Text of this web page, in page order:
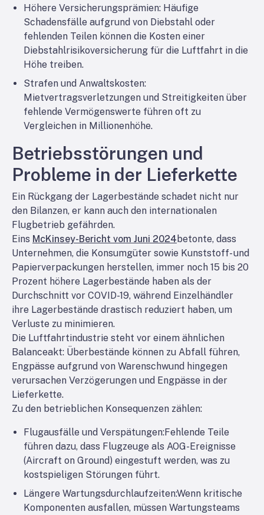
Höhere Versicherungsprämien: Häufige
Schadensfälle aufgrund von Diebstahl oder
fehlenden Teilen können die Kosten einer
Diebstahlrisikoversicherung für die Luftfahrt in die
Höhe treiben.
Strafen und Anwaltskosten:
Mietvertragsverletzungen und Streitigkeiten über
fehlende Vermögenswerte führen oft zu
Vergleichen in Millionenhöhe.
Betriebsstörungen und
Probleme in der Lieferkette
Ein Rückgang der Lagerbestände schadet nicht nur
den Bilanzen, er kann auch den internationalen
Flugbetrieb gefährden.
Eins McKinsey-Bericht vom Juni 2024betonte, dass
Unternehmen, die Konsumgüter sowie Kunststoff- und
Papierverpackungen herstellen, immer noch 15 bis 20
Prozent höhere Lagerbestände haben als der
Durchschnitt vor COVID-19, während Einzelhändler
ihre Lagerbestände drastisch reduziert haben, um
Verluste zu minimieren.
Die Luftfahrtindustrie steht vor einem ähnlichen
Balanceakt: Überbestände können zu Abfall führen,
Engpässe aufgrund von Warenschwund hingegen
verursachen Verzögerungen und Engpässe in der
Lieferkette.
Zu den betrieblichen Konsequenzen zählen:
Flugausfälle und Verspätungen:Fehlende Teile
führen dazu, dass Flugzeuge als AOG-Ereignisse
(Aircraft on Ground) eingestuft werden, was zu
kostspieligen Störungen führt.
Längere Wartungsdurchlaufzeiten:Wenn kritische
Komponenten ausfallen, müssen Wartungsteams